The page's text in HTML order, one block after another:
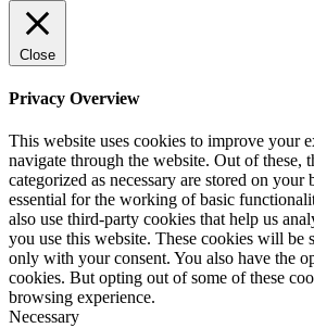
Close
Privacy Overview
This website uses cookies to improve your
navigate through the website. Out of these,
categorized as necessary are stored on your
essential for the working of basic
also use third-party cookies that help us
you use this website. These cookies will be
only with your consent. You also have the
cookies. But opting out of some of these
browsing experience.
Necessary